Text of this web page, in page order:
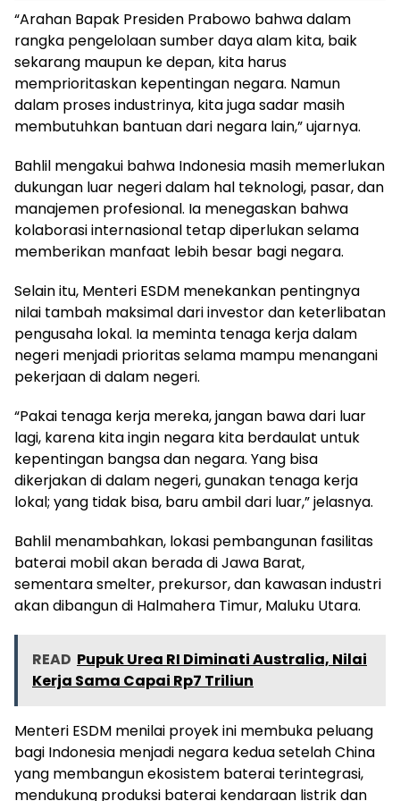
“Arahan Bapak Presiden Prabowo bahwa dalam
rangka pengelolaan sumber daya alam kita, baik
sekarang maupun ke depan, kita harus
memprioritaskan kepentingan negara. Namun
dalam proses industrinya, kita juga sadar masih
membutuhkan bantuan dari negara lain,” ujarnya.
Bahlil mengakui bahwa Indonesia masih memerlukan
dukungan luar negeri dalam hal teknologi, pasar, dan
manajemen profesional. Ia menegaskan bahwa
kolaborasi internasional tetap diperlukan selama
memberikan manfaat lebih besar bagi negara.
Selain itu, Menteri ESDM menekankan pentingnya
nilai tambah maksimal dari investor dan keterlibatan
pengusaha lokal. Ia meminta tenaga kerja dalam
negeri menjadi prioritas selama mampu menangani
pekerjaan di dalam negeri.
“Pakai tenaga kerja mereka, jangan bawa dari luar
lagi, karena kita ingin negara kita berdaulat untuk
kepentingan bangsa dan negara. Yang bisa
dikerjakan di dalam negeri, gunakan tenaga kerja
lokal; yang tidak bisa, baru ambil dari luar,” jelasnya.
Bahlil menambahkan, lokasi pembangunan fasilitas
baterai mobil akan berada di Jawa Barat,
sementara smelter, prekursor, dan kawasan industri
akan dibangun di Halmahera Timur, Maluku Utara.
READ Pupuk Urea RI Diminati Australia, Nilai
Kerja Sama Capai Rp7 Triliun
Menteri ESDM menilai proyek ini membuka peluang
bagi Indonesia menjadi negara kedua setelah China
yang membangun ekosistem baterai terintegrasi,
mendukung produksi baterai kendaraan listrik dan